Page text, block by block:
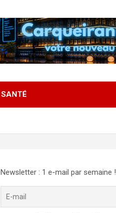
SANTÉ
Newsletter : 1 e-mail par semaine !